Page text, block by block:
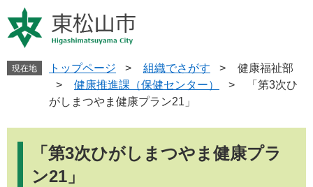
ー
ジ
ニ
ュ
現在地 トップページ > 組織でさがす >
健康福祉部
>
健康推進課（保健センター） >
「第3次ひ
がしまつやま健康プラン21」
「第3次ひがしまつやま健康プラ
ン21」